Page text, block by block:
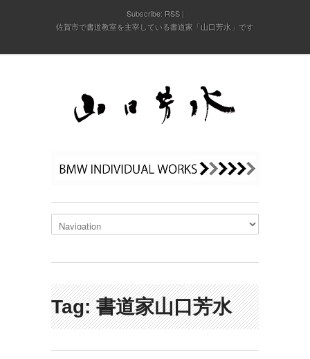
Subscribe: RSS
佐賀市で書道教室を主宰している書道家「山口芳水」です
Tag: 書道家山口芳水